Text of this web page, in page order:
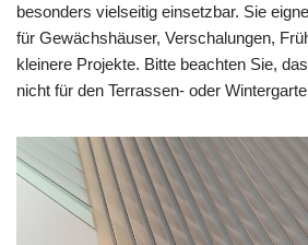
besonders vielseitig einsetzbar. Sie
für Gewächshäuser, Verschalungen,
kleinere Projekte. Bitte beachten Sie,
nicht für den Terrassen- oder